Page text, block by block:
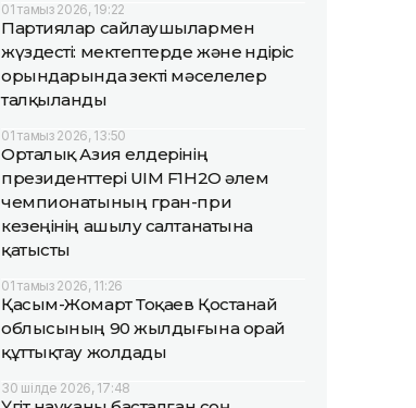
01 тамыз 2026, 19:22
Партиялар сайлаушылармен
жүздесті: мектептерде және өндіріс
орындарында өзекті мәселелер
талқыланды
01 тамыз 2026, 13:50
Орталық Азия елдерінің
президенттері UIM F1H2O әлем
чемпионатының гран-при
кезеңінің ашылу салтанатына
қатысты
01 тамыз 2026, 11:26
Қасым-Жомарт Тоқаев Қостанай
облысының 90 жылдығына орай
құттықтау жолдады
30 шілде 2026, 17:48